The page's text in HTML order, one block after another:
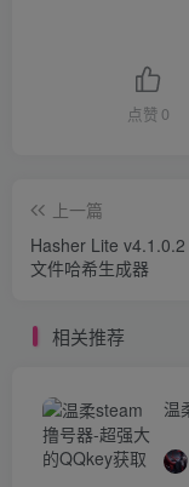
点赞 0
上一篇
Hasher Lite
文件哈希生成器
相关推荐
温